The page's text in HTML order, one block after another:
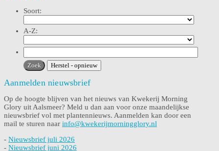
Soort:
A-Z:
Aanmelden nieuwsbrief
Op de hoogte blijven van het nieuws van Kwekerij Morning
Glory uit Aalsmeer? Meld u dan aan voor onze maandelijkse
nieuwsbrief vol met plantennieuws. Aanmelden kan door een
mail te sturen naar info@kwekerijmorningglory.nl
- Nieuwsbrief juli 2026
- Nieuwsbrief juni 2026